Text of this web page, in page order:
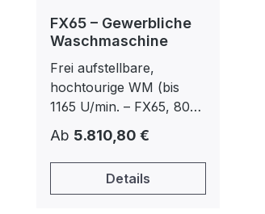
FX65 – Gewerbliche
Waschmaschine
Frei aufstellbare,
hochtourige WM (bis
1165 U/min. – FX65, 80)
Deckel in Edelstahl,
Front und Seitentafeln
Anthrazit grau XControl
– leicht bedienbare
Regulärer Preis:
Ab 5.810,80 €
Details